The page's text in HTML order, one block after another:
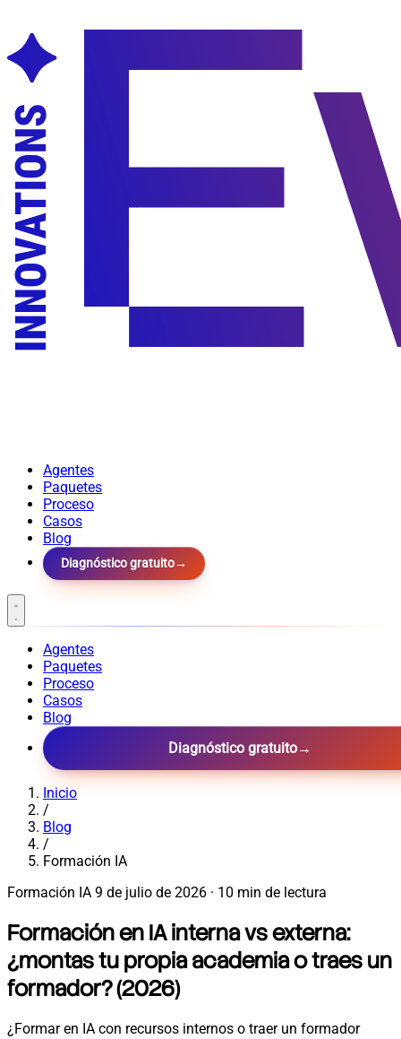
Agentes
Paquetes
Proceso
Casos
Blog
Diagnóstico gratuito→
Agentes
Paquetes
Proceso
Casos
Blog
Diagnóstico gratuito→
Inicio
/
Blog
/
Formación IA
Formación IA 9 de julio de 2026 · 10 min de lectura
Formación en IA interna vs externa:
¿montas tu propia academia o traes un
formador? (2026)
¿Formar en IA con recursos internos o traer un formador